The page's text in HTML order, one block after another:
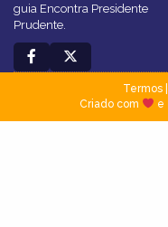
guia Encontra Presidente
Prudente.
Termos|
Criado com
e